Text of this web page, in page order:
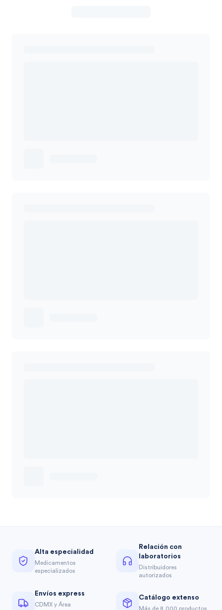
Alta especialidad
Medicamentos
especializados
Relación con
laboratorios
Distribuidores
autorizados
Envíos express
CDMX y Área
Catálogo extenso
Más de 8,000 productos